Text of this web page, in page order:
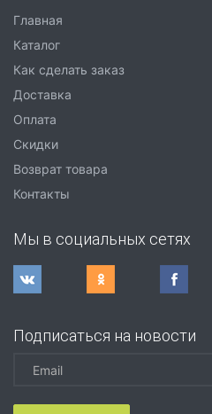
Главная
Каталог
Как сделать заказ
Доставка
Оплата
Скидки
Возврат товара
Контакты
Мы в социальных сетях
Подписаться на новости